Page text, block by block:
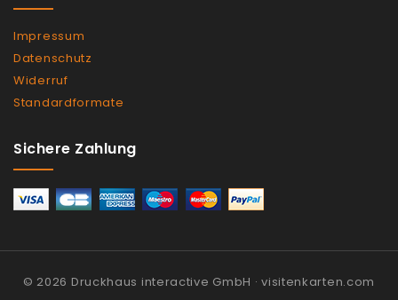
Impressum
Datenschutz
Widerruf
Standardformate
Sichere Zahlung
© 2026 Druckhaus interactive GmbH · visitenkarten.com